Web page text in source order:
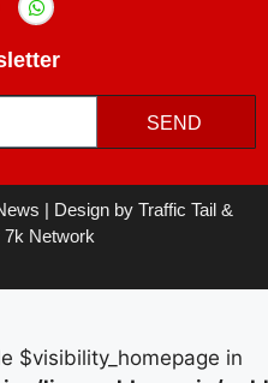
SEND
| Design by Traffic Tail &
7k Network
$visibility_homepage in